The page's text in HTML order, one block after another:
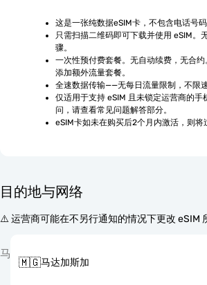
这是一张纯数据eSIM卡，不包含电话号码
只需扫描二维码即可下载并使用 eSIM。
骤。
一次性预付费套餐。无自动续费，无合
添加额外流量套餐。
全速数据传输——无每日流量限制，不限
仅适用于支持 eSIM 且未锁定运营商的手
问，请查看常见问题解答部分。
eSIM卡如未在购买后2个月内激活，则将
目的地与网络
⚠️ 运营商可能在不另行通知的情况下更改 eSIM
马
🇲🇬马达加斯加